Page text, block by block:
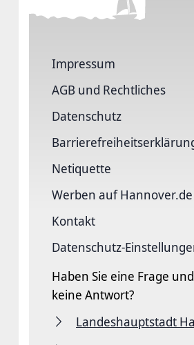
Impressum
AGB und Rechtliches
Datenschutz
Netiquette
Werben auf Hannover.de
Kontakt
Datenschutz-
Haben Sie eine Frage
keine Antwort?
Landeshauptstadt